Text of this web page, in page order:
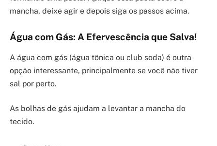
mancha, deixe agir e depois siga os passos acima.
Água com Gás: A Efervescência que Salva!
A água com gás (água tônica ou club soda) é outra
opção interessante, principalmente se você não tiver
sal por perto.
As bolhas de gás ajudam a levantar a mancha do
tecido.